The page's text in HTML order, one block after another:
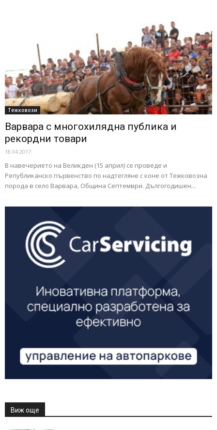
Тежковози
Варвара с многохилядна публика и
рекордни товари
18.04.2017
В навечерието на Великден (15 април) се проведе и
Републиканско първенство по надтегляне с коне от Тежковозна
порода в село Варвара, Община Септември. Дългогодишен...
Виж още